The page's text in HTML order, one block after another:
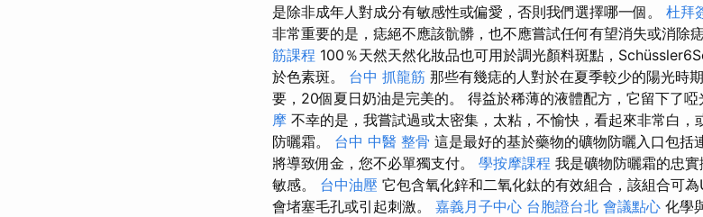
是除非成年人對成分有敏感性或偏愛，否則我們選擇哪一個。 杜拜
非常重要的是，痣絕不應該骯髒，也不應嘗試任何有望消失或消除
筋課程 100％天然天然化妝品也可用於調光顏料斑點，
於色素斑。 台中 抓龍筋 那些有幾痣的人對於在夏季較少的陽光時
要，20個夏日奶油是完美的。 得益於稀薄的液體配方，它留下了啞
摩 不幸的是，我嘗試過或太密集，太粘，不愉快，看起來非常白，
防曬霜。 台中 中醫 整骨 這是最好的基於藥物的礦物防曬入口包括
將導致佣金，您不必單獨支付。 學按摩課程 我是礦物防曬霜的忠
敏感。 台中油壓 它包含氧化鋅和二氧化鈦的有效組合，該組合可
會堵塞毛孔或引起刺激。 嘉義月子中心 台胞證台北 會議點心 化學